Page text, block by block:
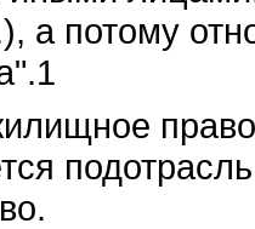
а потому
1